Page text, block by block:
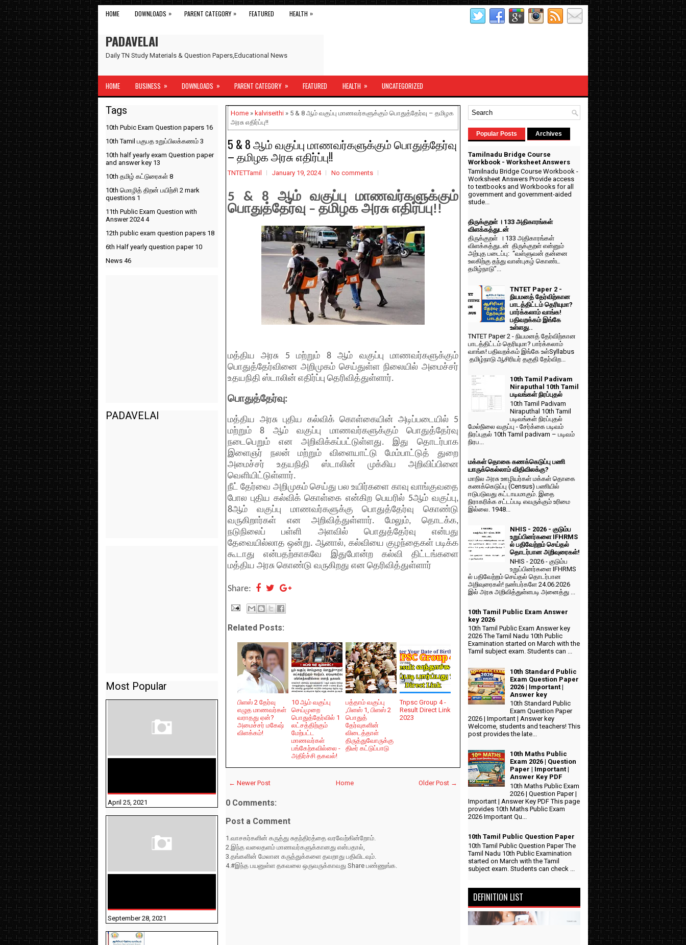
HOME DOWNLOADS » PARENT CATEGORY » FEATURED HEALTH »
PADAVELAI
Daily TN Study Materials & Question Papers,Educational News
HOME BUSINESS » DOWNLOADS » PARENT CATEGORY » FEATURED HEALTH » UNCATEGORIZED
Home » kalviseithi » 5 & 8 ஆம் வகுப்பு மாணவர்களுக்கும் பொதுத்தேர்வு – தமிழக
அரசு எதிர்ப்பு!!
5 & 8 ஆம் வகுப்பு மாணவர்களுக்கும் பொதுத்தேர்வு
– தமிழக அரசு எதிர்ப்பு!!
TNTETTamil January 19, 2024 No comments
5 & 8 ஆம் வகுப்பு மாணவர்களுக்கும்
பொதுத்தேர்வு – தமிழக அரசு எதிர்ப்பு!!
மத்திய அரசு 5 மற்றும் 8 ஆம் வகுப்பு மாணவர்களுக்கும்
பொதுத்தேர்வினை அறிமுகம் செய்துள்ள நிலையில் அமைச்சர்
உதயநிதி ஸ்டாலின் எதிர்ப்பு தெரிவித்துள்ளார்.
பொதுத்தேர்வு:
மத்திய அரசு புதிய கல்விக் கொள்கையின் அடிப்படையில் 5
மற்றும் 8 ஆம் வகுப்பு மாணவர்களுக்கும் பொதுத்தேர்வு
நடைபெறும் என அறிவிக்கப்பட்டுள்ளது. இது தொடர்பாக
இளைஞர் நலன் மற்றும் விளையாட்டு மேம்பாட்டுத் துறை
அமைச்சர் உதயநிதி ஸ்டாலின் முக்கிய அறிவிப்பினை
வெளியிட்டுள்ளார்.
நீட் தேர்வை அறிமுகம் செய்து பல உயிர்களை காவு வாங்குவதை
போல புதிய கல்விக் கொள்கை என்கிற பெயரில் 5ஆம் வகுப்பு,
8ஆம் வகுப்பு மாணவர்களுக்கு பொதுத்தேர்வு கொண்டு
வருகிறார்கள் என அறிவித்துள்ளார். மேலும், தொடக்க,
நடுநிலைப் பள்ளி அளவில் பொதுத்தேர்வு என்பது
தேவையில்லாத ஒன்று. ஆனால், கல்வியை குழந்தைகள் படிக்க
கூடாது என்பதற்காகவே இதுபோன்ற கல்வி திட்டங்களை
மத்திய அரசு கொண்டு வருகிறது என தெரிவித்துள்ளார்
Share:
Related Posts:
பிளஸ் 2 தேர்வு
எழுத மாணவர்கள்
வராதது ஏன்?
அமைச்சர் மகேஷ்
விளக்கம்!
10 ஆம் வகுப்பு
செய்முறை
பொதுத்தேர்வில் 1
லட்சத்திற்கும்
மேற்பட்ட
மாணவர்கள்
பங்கேற்கவில்லை -
அதிர்ச்சி தகவல்!
பத்தாம் வகுப்பு
,பிளஸ் 1, பிளஸ் 2
பொதுத்
தேர்வுகளின்
விடைத்தாள்
திருத்துவோருக்கு
திடீர் கட்டுப்பாடு
Tnpsc Group 4 -
Result Direct Link
2023
← Newer Post Older Post →
Home
0 Comments:
Post a Comment
1.வாசகர்களின் கருத்து சுதந்திரத்தை வரவேற்கின்றோம்.
2.இந்த வலைதளம் மாணவர்களுக்கானது என்பதால்,
3.தங்களின் மேலான கருத்துக்களை தவறாது பதிவிடவும்.
4.#இந்த பயனுள்ள தகவலை ஒருவருக்காவது Share பண்ணுங்க.
Tags
10th Pubic Exam Question papers 16
10th Tamil பகுபத உறுப்பிலக்கணம் 3
10th half yearly exam Question paper
and answer key 13
10th தமிழ் கட்டுரைகள் 8
10th மொழித் திறன் பயிற்சி 2 mark
questions 1
11th Public Exam Question with
Answer 20244
12th public exam question papers 18
6th Half yearly question paper 10
News 46
PADAVELAI
Most Popular
April 25, 2021
September 28, 2021
Popular Posts Archives
Tamilnadu Bridge Course
Workbook - Worksheet Answers
Tamilnadu Bridge Course Workbook -
Worksheet Answers Provide access
to textbooks and Workbooks for all
government and government-aided
stude...
திருக்குறள் । 133 அதிகாரங்கள்
விளக்கத்துடன்
திருக்குறள் । 133 அதிகாரங்கள்
விளக்கத்துடன் திருக்குறள் என்னும்
அற்புத படைப்பு: “வள்ளுவன் தன்னை
உலகிற்கு தந்து வான்புகழ் கொண்ட
தமிழ்நாடு”...
TNTET Paper 2 -
நியமனத் தேர்விற்கான
பாடத்திட்டம் தெரியுமா?
பார்க்கலாம் வாங்க!
பதிவறக்கம் இங்கே
உள்ளது..
TNTET Paper 2 - நியமனத் தேர்விற்கான
பாடத்திட்டம் தெரியுமா? பார்க்கலாம்
வாங்க! பதிவறக்கம் இங்கே உள்Syllabus
தமிழ்நாடு ஆசிரியர் தகுதி தேர்விற...
10th Tamil Padivam
Niraputhal 10th Tamil
படிவங்கள் நிரப்புதல்
10th Tamil Padivam
Niraputhal 10th Tamil
படிவங்கள் நிரப்புதல்
மேல்நிலை வகுப்பு - சேர்க்கை படிவம்
நிரப்புதல் 10th Tamil padivam – படிவம்
நிரப...
மக்கள் தொகை கணக்கெடுப்பு பணி
யாருக்கெல்லாம் விதிவிலக்கு?
மாநில அரசு ஊழியர்கள் மக்கள் தொகை
கணக்கெடுப்பு (Census) பணியில்
ஈடுபடுவது கட்டாயமாகும். இதை
நிராகரிக்க சட்டப்படி எவருக்கும் உரிமை
இல்லை. 1948...
NHIS - 2026 - குடும்ப
உறுப்பினர்களை IFHRMS
ல் பதிவேற்றம் செய்தல்
தொடர்பான அறிவுரைகள்!
NHIS - 2026 - குடும்ப
உறுப்பினர்களை IFHRMS
ல் பதிவேற்றம் செய்தல் தொடர்பான
அறிவுரைகள்! நண்பர்களே 24.06.2026
இல் அரசு அறிவித்துள்ளபடி அனைத்து ...
10th Tamil Public Exam Answer
key 2026
10th Tamil Public Exam Answer key
2026 The Tamil Nadu 10th Public
Examination started on March with the
Tamil subject exam. Students can ...
10th Standard Public
Exam Question Paper
2026 | Important |
Answer key
10th Standard Public
Exam Question Paper
2026 | Important | Answer key
Welcome, students and teachers! This
post provides the late...
10th Maths Public
Exam 2026 | Question
Paper | Important |
Answer Key PDF
10th Maths Public Exam
2026 | Question Paper |
Important | Answer Key PDF This page
provides 10th Maths Public Exam
2026 Important Qu...
10th Tamil Public Question Paper
10th Tamil Public Question Paper The
Tamil Nadu 10th Public Examination
started on March with the Tamil
subject exam. Students can check ...
DEFINITION LIST